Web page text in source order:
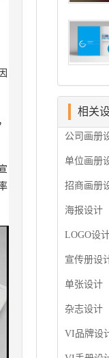
相关
公司画册
单位画册
招商画册
海报设计
LOGO设
宣传册设
单张设计
杂志设计
VI品牌设